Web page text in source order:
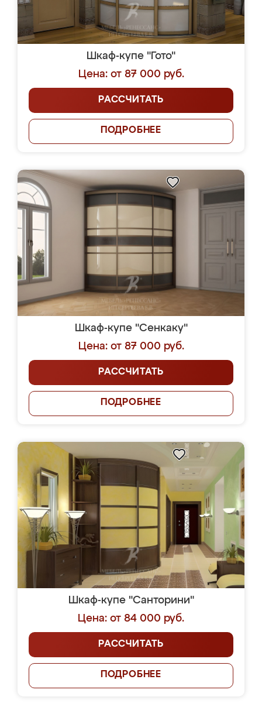
Шкаф-купе "Гото"
Цена: от 87 000 руб.
РАССЧИТАТЬ
ПОДРОБНЕЕ
Шкаф-купе "Сенкаку"
Цена: от 87 000 руб.
РАССЧИТАТЬ
ПОДРОБНЕЕ
Шкаф-купе "Санторини"
Цена: от 84 000 руб.
РАССЧИТАТЬ
ПОДРОБНЕЕ